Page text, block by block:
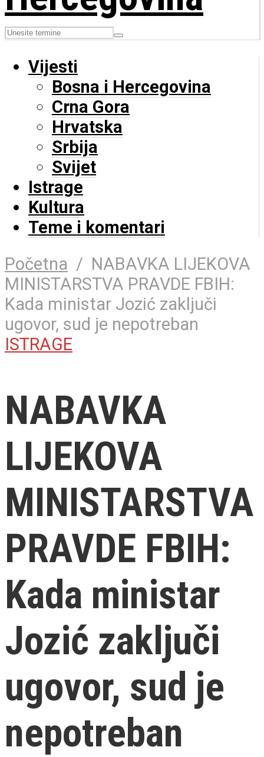
Vijesti
Bosna i Hercegovina
Crna Gora
Hrvatska
Srbija
Svijet
Istrage
Kultura
Teme i komentari
Početna / NABAVKA LIJEKOVA
MINISTARSTVA PRAVDE FBIH:
Kada ministar Jozić zaključi
ugovor, sud je nepotreban
ISTRAGE
NABAVKA
LIJEKOVA
MINISTARSTVA
PRAVDE FBIH:
Kada ministar
Jozić zaključi
ugovor, sud je
nepotreban